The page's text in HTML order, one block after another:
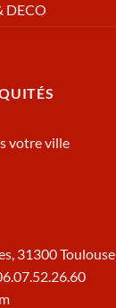
DECO
votre ville
31300 Toulouse